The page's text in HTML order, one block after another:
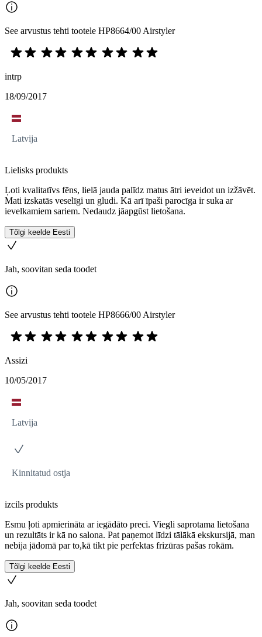
See arvustus tehti tootele HP8664/00 Airstyler
intrp
18/09/2017
Latvija
Lielisks produkts
Ļoti kvalitatīvs fēns, lielā jauda palīdz matus ātri ieveidot un izžāvēt.
Mati izskatās veselīgi un gludi. Kā arī īpaši parocīga ir suka ar
ievelkamiem sariem. Nedaudz jāapgūst lietošana.
Tõlgi keelde Eesti
Jah, soovitan seda toodet
See arvustus tehti tootele HP8666/00 Airstyler
Assizi
10/05/2017
Latvija
Kinnitatud ostja
izcils produkts
Esmu ļoti apmierināta ar iegādāto preci. Viegli saprotama lietošana
un rezultāts ir kā no salona. Pat paņemot līdzi tālākā ekskursijā, man
nebija jādomā par to,kā tikt pie perfektas frizūras pašas rokām.
Tõlgi keelde Eesti
Jah, soovitan seda toodet